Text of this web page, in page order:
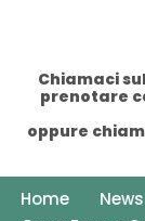
Chiamaci
prenotare
oppure
Home